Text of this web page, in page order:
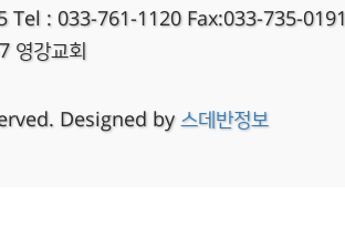
Tel : 033-761-1120 Fax:033-735-0191
영강교회
Designed by스데반정보